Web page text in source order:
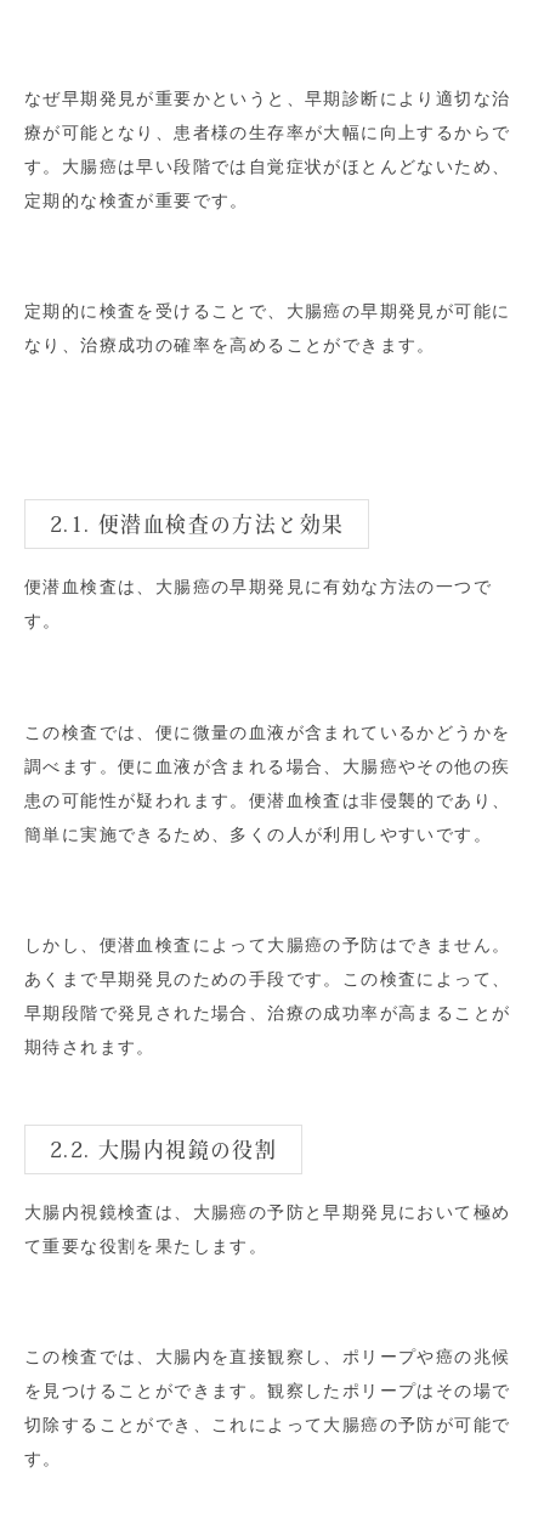
なぜ早期発見が重要かというと、早期診断により適切な治
療が可能となり、患者様の生存率が大幅に向上するからで
す。大腸癌は早い段階では自覚症状がほとんどないため、
定期的な検査が重要です。
定期的に検査を受けることで、大腸癌の早期発見が可能に
なり、治療成功の確率を高めることができます。
2.1. 便潜血検査の方法と効果
便潜血検査は、大腸癌の早期発見に有効な方法の一つで
す。
この検査では、便に微量の血液が含まれているかどうかを
調べます。便に血液が含まれる場合、大腸癌やその他の疾
患の可能性が疑われます。便潜血検査は非侵襲的であり、
簡単に実施できるため、多くの人が利用しやすいです。
しかし、便潜血検査によって大腸癌の予防はできません。
あくまで早期発見のための手段です。この検査によって、
早期段階で発見された場合、治療の成功率が高まることが
期待されます。
2.2. 大腸内視鏡の役割
大腸内視鏡検査は、大腸癌の予防と早期発見において極め
て重要な役割を果たします。
この検査では、大腸内を直接観察し、ポリープや癌の兆候
を見つけることができます。観察したポリープはその場で
切除することができ、これによって大腸癌の予防が可能で
す。